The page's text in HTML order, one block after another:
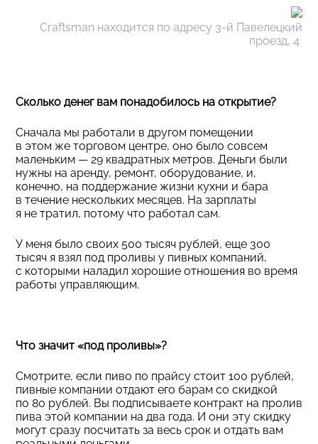
Craftsman находится по адресу 3-й Павелецкий
проезд, 4
Сколько денег вам понадобилось на открытие?
Сначала мы работали в другом помещении
в этом же торговом центре, оно было совсем
маленьким — 29 квадратных метров. Деньги были
нужны на аренду, ремонт, оборудование, и,
конечно, на поддержание жизни кухни и бара
в течение нескольких месяцев. На зарплаты
я не тратил, потому что работал сам.
У меня было своих 500 тысяч рублей, еще 300
тысяч я взял под проливы у пивных компаний,
с которыми наладил хорошие отношения во время
работы управляющим.
Что значит «под проливы»?
Смотрите, если пиво по прайсу стоит 100 рублей,
пивные компании отдают его барам со скидкой
по 80 рублей. Вы подписываете контракт на пролив
пива этой компании на два года. И они эту скидку
могут сразу посчитать за весь срок и отдать вам